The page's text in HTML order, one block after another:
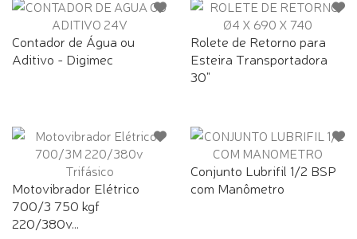
Contador de Água ou
Aditivo - Digimec
Rolete de Retorno para
Esteira Transportadora
30"
Motovibrador Elétrico
700/3 750 kgf
220/380v...
Conjunto Lubrifil 1/2 BSP
com Manômetro